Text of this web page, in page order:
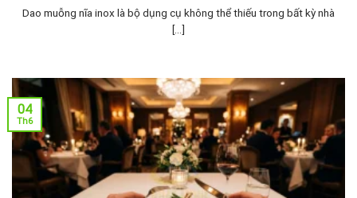
Dao muỗng nĩa inox là bộ dụng cụ không thể thiếu trong bất kỳ nhà
[...]
04
Th6